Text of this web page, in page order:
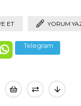
ET YORUM
Telegram